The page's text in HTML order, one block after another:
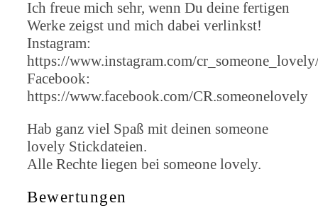
Ich freue mich sehr, wenn Du deine fertigen
Werke zeigst und mich dabei verlinkst!
Instagram:
https://www.instagram.com/
Facebook:
https://www.facebook.com/CR.someonelovely
Hab ganz viel Spaß mit deinen someone
lovely Stickdateien.
Alle Rechte liegen bei someone lovely.
Bewertungen